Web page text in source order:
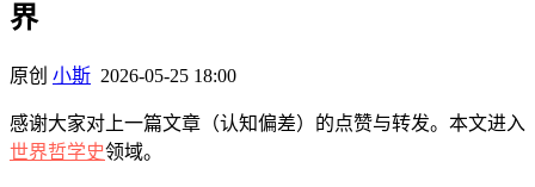
界
原创 小斯 2026-05-25 18:00
感谢大家对上一篇文章（认知偏差）的点赞与转发。本文进入
世界哲学史领域。